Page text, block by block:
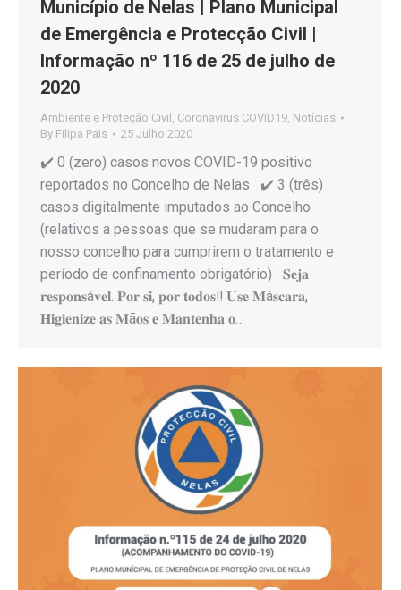
Município de Nelas | Plano Municipal
de Emergência e Protecção Civil |
Informação nº 116 de 25 de julho de
2020
Ambiente e Proteção Civil , Coronavirus COVID19, Notícias
By Filipa Pais 25 Julho 2020
✔️ 0 (zero) casos novos COVID-19 positivo
reportados no Concelho de Nelas ✔️ 3 (três)
casos digitalmente imputados ao Concelho
(relativos a pessoas que se mudaram para o
nosso concelho para cumprirem o tratamento e
período de confinamento obrigatório) 𝐒𝐞𝐣𝐚
𝐫𝐞𝐬𝐩𝐨𝐧𝐬á𝐯𝐞𝐥. 𝐏𝐨𝐫 𝐬𝐢, 𝐩𝐨𝐫 𝐭𝐨𝐝𝐨𝐬‼️ 𝐔𝐬𝐞 𝐌á𝐬𝐜𝐚𝐫𝐚,
𝐇𝐢𝐠𝐢𝐞𝐧𝐢𝐳𝐞 𝐚𝐬 𝐌ã𝐨𝐬 𝐞 𝐌𝐚𝐧𝐭𝐞𝐧𝐡𝐚 𝐨…